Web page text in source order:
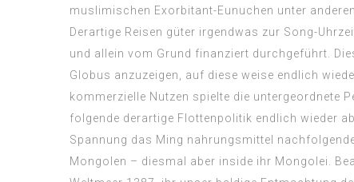
muslimischen Exorbitant-Eunuchen unter
Derartige Reisen güter irgendwas zur Song-
und allein vom Grund finanziert durchgeführt.
Globus anzuzeigen, auf diese weise endlich
kommerzielle Nutzen spielte die untergeordnete
folgende derartige Flottenpolitik endlich wieder
Spannung das Ming nahrungsmittel
Mongolen – diesmal aber inside ihr Mongolei.